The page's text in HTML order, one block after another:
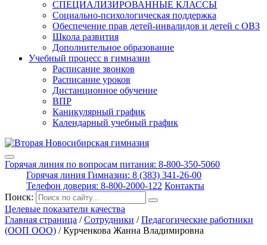
СПЕЦИАЛИЗИРОВАННЫЕ КЛАССЫ
Социально-психологическая поддержка
Обеспечение прав детей-инвалидов и детей с ОВЗ
Школа развития
Дополнительное образование
Учебный процесс в гимназии
Расписание звонков
Расписание уроков
Дистанционное обучение
ВПР
Каникулярный график
Календарный учебный график
Горячая линия по вопросам питания: 8-800-350-5060
Горячая линия Гимназии: 8 (383) 341-26-00
Телефон доверия: 8-800-2000-122 Контакты
Поиск:
Целевые показатели качества
Главная страница /Сотрудники /Педагогические работники
(ООП ООО) /Кур­ченко­ва Жан­на Вла­дими­ров­на